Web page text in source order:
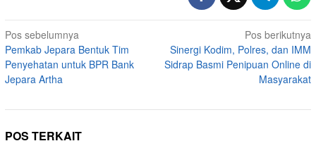
Navigasi
pos
Pos sebelumnya
Pemkab Jepara Bentuk Tim
Penyehatan untuk BPR Bank
Jepara Artha
Pos berikutnya
Sinergi Kodim, Polres, dan IMM
Sidrap Basmi Penipuan Online di
Masyarakat
POS TERKAIT